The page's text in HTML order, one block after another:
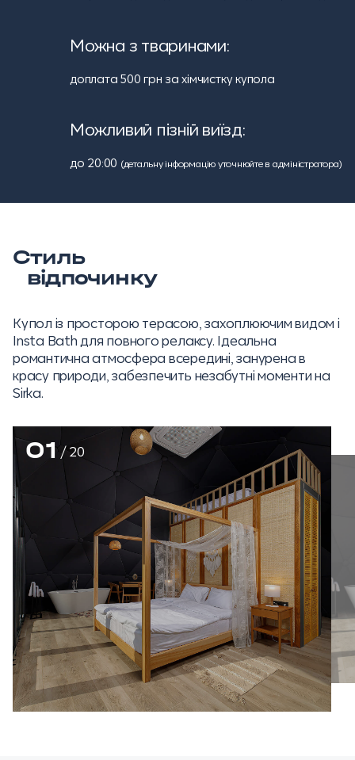
Можна з тваринами:
доплата 500 грн за хімчистку купола
Можливий пізній виїзд:
до 20:00 (детальну інформацію уточнюйте в адміністратора)
Стиль
відпочинку
Купол із просторою терасою, захоплюючим видом і
Insta Bath для повного релаксу. Ідеальна
романтична атмосфера всередині, занурена в
красу природи, забезпечить незабутні моменти на
Sirka.
01/20